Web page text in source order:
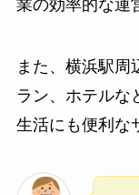
業の効率的な運
また、横浜駅周
ラン、ホテルな
生活にも便利な